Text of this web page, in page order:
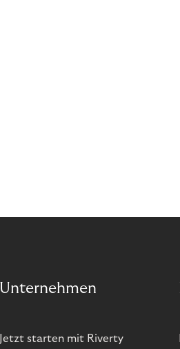
Unternehmen
Jetzt starten mit Riverty